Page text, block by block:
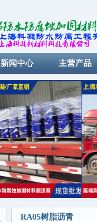
新闻中心 主营产品
RA05树脂沥青